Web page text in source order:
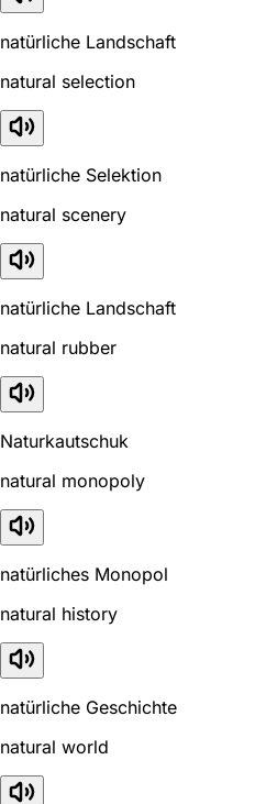
natürliche Landschaft
natural selection
natürliche Selektion
natural scenery
natürliche Landschaft
natural rubber
Naturkautschuk
natural monopoly
natürliches Monopol
natural history
natürliche Geschichte
natural world